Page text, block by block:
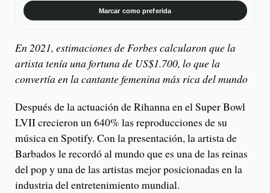
Marcar como preferida
En 2021, estimaciones de Forbes calcularon que la
artista tenía una fortuna de US$1.700, lo que la
convertía en la cantante femenina más rica del mundo
Después de la actuación de Rihanna en el Super Bowl
LVII crecieron un 640% las reproducciones de su
música en Spotify. Con la presentación, la artista de
Barbados le recordó al mundo que es una de las reinas
del pop y una de las artistas mejor posicionadas en la
industria del entretenimiento mundial.